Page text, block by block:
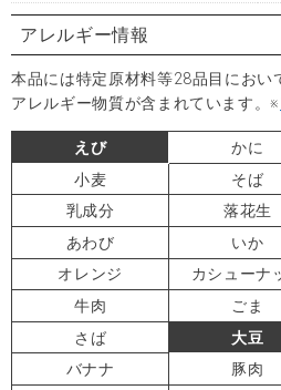
アレルギー情報
本品には特定原材料等28品目におい
アレルギー物質が含まれています。※
えび かに
小麦
そば
乳成分
落花生
あわび
いか
オレンジ
カシューナ
牛肉
ごま
さば
大豆
バナナ
豚肉